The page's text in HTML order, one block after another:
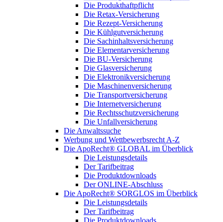
Die Produkthaftpflicht
Die Retax-Versicherung
Die Rezept-Versicherung
Die Kühlgutversicherung
Die Sachinhaltsversicherung
Die Elementarversicherung
Die BU-Versicherung
Die Glasversicherung
Die Elektronikversicherung
Die Maschinenversicherung
Die Transportversicherung
Die Internetversicherung
Die Rechtsschutzversicherung
Die Unfallversicherung
Die Anwaltssuche
Werbung und Wettbewerbsrecht A-Z
Die ApoRecht® GLOBAL im Überblick
Die Leistungsdetails
Der Tarifbeitrag
Die Produktdownloads
Der ONLINE-Abschluss
Die ApoRecht® SORGLOS im Überblick
Die Leistungsdetails
Der Tarifbeitrag
Die Produktdownloads